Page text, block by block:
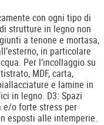
con ogni tipo di
strutture in legno non
a tenone e mortasa,
in particolare
Per l’incollaggio su
MDF, carta,
e lamine in
in legno. D3: Spazi
e/o forte stress per
esposti alle intemperie.